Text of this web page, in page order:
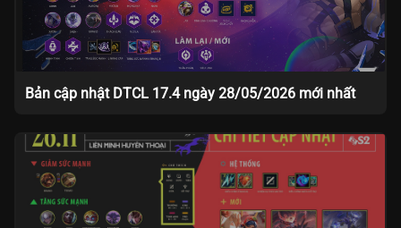
Bản cập nhật DTCL 17.4 ngày 28/05/2026 mới nhất